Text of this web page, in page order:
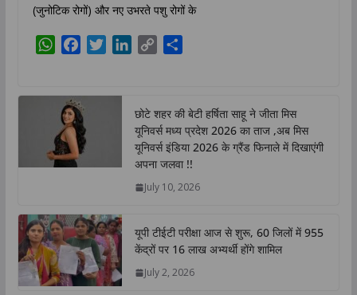
(जुनोटिक रोगों) और नए उभरते पशु रोगों के
W
s
A
p
F
e
b
o
o
T
r
L
k
e
d
I
n
C
y
L
i
n
k
S
r
e
छोटे शहर की बेटी हर्षिता साहू ने जीता मिस
यूनिवर्स मध्य प्रदेश 2026 का ताज ,अब मिस
यूनिवर्स इंडिया 2026 के ग्रैंड फिनाले में दिखाएंगी
अपना जलवा !!
July 10, 2026
यूपी टीईटी परीक्षा आज से शुरू, 60 जिलों में 955
केंद्रों पर 16 लाख अभ्यर्थी होंगे शामिल
July 2, 2026